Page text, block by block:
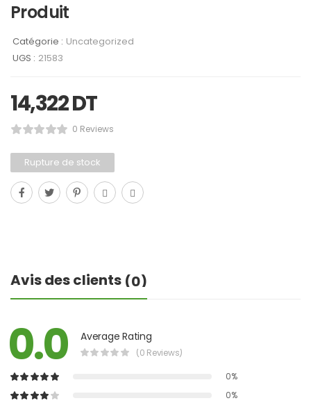
Produit
Catégorie : Uncategorized
UGS : 21583
14,322DT
0 Reviews
Rupture de stock
Avis des clients (0)
0.0 Average Rating
(0 Reviews)
0%
0%